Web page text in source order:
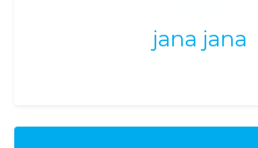
jana jana